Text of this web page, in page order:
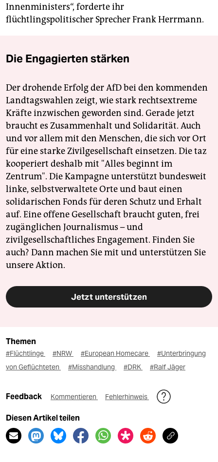
Innenministers“, forderte ihr
flüchtlingspolitischer Sprecher Frank Herrmann.
Die Engagierten stärken
Der drohende Erfolg der AfD bei den kommenden
Landtagswahlen zeigt, wie stark rechtsextreme
Kräfte inzwischen geworden sind. Gerade jetzt
braucht es Zusammenhalt und Solidarität. Auch
und vor allem mit den Menschen, die sich vor Ort
für eine starke Zivilgesellschaft einsetzen. Die taz
kooperiert deshalb mit "Alles beginnt im
Zentrum". Die Kampagne unterstützt bundesweit
linke, selbstverwaltete Orte und baut einen
solidarischen Fonds für deren Schutz und Erhalt
auf. Eine offene Gesellschaft braucht guten, frei
zugänglichen Journalismus – und
zivilgesellschaftliches Engagement. Finden Sie
auch? Dann machen Sie mit und unterstützen Sie
unsere Aktion.
Jetzt unterstützen
Themen
#Flüchtlinge #NRW #European Homecare
#Unterbringung
von Geflüchteten
#Misshandlung #DRK #Ralf Jäger
Feedback Kommentieren Fehlerhinweis
Diesen Artikel teilen